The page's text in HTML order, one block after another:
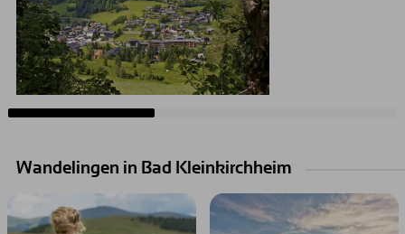
Wandelingen in Bad Kleinkirchheim